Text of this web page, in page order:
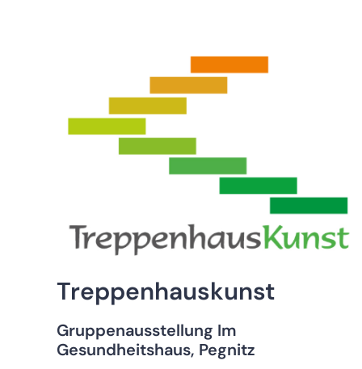
Treppenhauskunst
Gruppenausstellung Im
Gesundheitshaus, Pegnitz